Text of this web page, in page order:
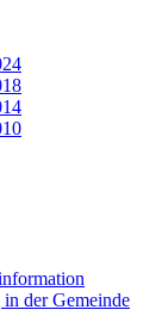
der Gemeinde